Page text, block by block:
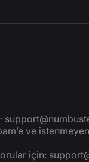
ve
için: